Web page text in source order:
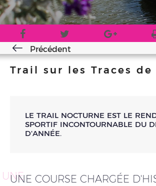
Précédent
Trail sur les Traces de
LE TRAIL NOCTURNE EST LE
SPORTIF INCONTOURNABLE DU
D'ANNÉE.
UNE
UNE COURSE CHARGÉE